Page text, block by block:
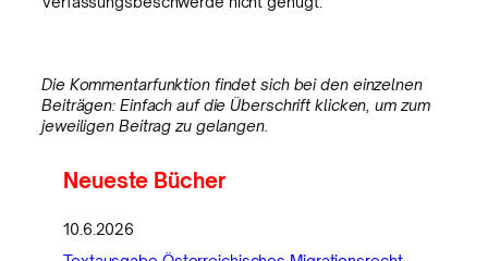
Die Kommentarfunktion findet sich bei den einzelnen
Beiträgen: Einfach auf die Überschrift klicken, um zum
jeweiligen Beitrag zu gelangen.
Neueste Bücher
10.6.2026